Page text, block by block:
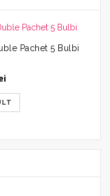
Pachet 5 Bulbi
Prețul
este:
9,99 lei.